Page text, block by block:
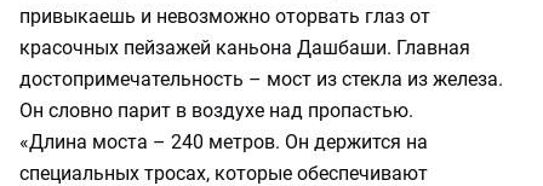
привыкаешь и невозможно оторвать глаз от
красочных пейзажей каньона Дашбаши. Главная
достопримечательность – мост из стекла из железа.
Он словно парит в воздухе над пропастью.
«Длина моста – 240 метров. Он держится на
специальных тросах, которые обеспечивают